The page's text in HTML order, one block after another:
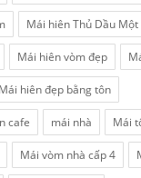
Mái hiên Thủ Dầu
Mái hiên vòm đẹp
Mái hiên đẹp bằng tôn
cafe mái nhà Mái
Mái vòm nhà cấp 4